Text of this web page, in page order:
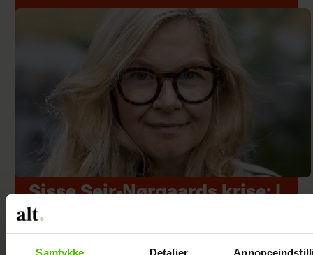
Samtykke Detaljer
Sisse Sejr-Nørgaards krise: I
bund økonomisk